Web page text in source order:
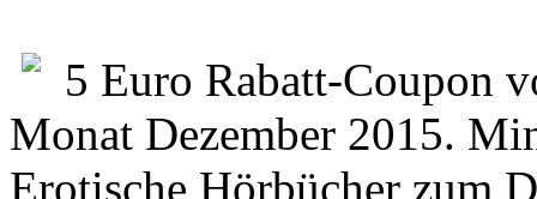
5 Euro Rabatt-Coupon
Monat Dezember 2015.
Erotische Hörbücher zum